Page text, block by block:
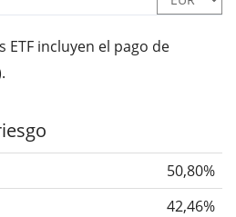
incluyen el pago de
50,80%
42,46%